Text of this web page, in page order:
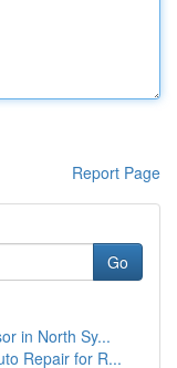
Report Page
Go
in North Sy...
Repair for R...